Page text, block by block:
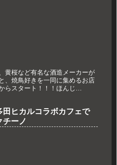
黄桜など有名な酒造メーカーが
、焼鳥好きを一同に集めるお店
らスタート！！！ほんじ
田ヒカルコラボカフェで
チーノ